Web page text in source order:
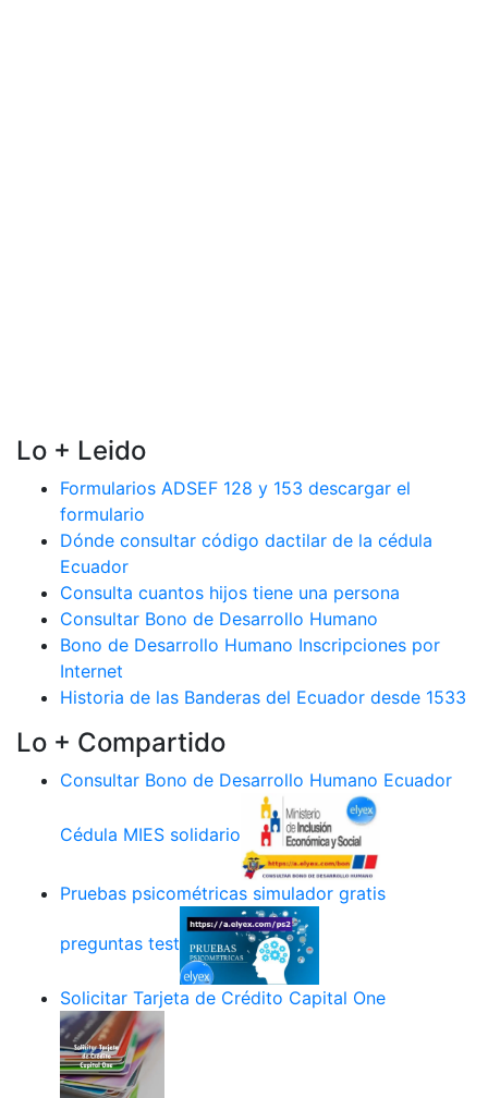
Lo + Leido
Formularios ADSEF 128 y 153 descargar el
formulario
Dónde consultar código dactilar de la cédula
Ecuador
Consulta cuantos hijos tiene una persona
Consultar Bono de Desarrollo Humano
Bono de Desarrollo Humano Inscripciones por
Internet
Historia de las Banderas del Ecuador desde 1533
Lo + Compartido
Consultar Bono de Desarrollo Humano Ecuador
Cédula MIES solidario
Pruebas psicométricas simulador gratis
preguntas test
Solicitar Tarjeta de Crédito Capital One